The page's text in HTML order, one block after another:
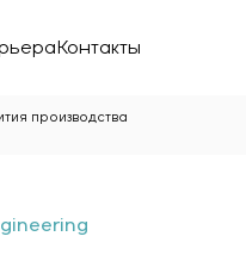
Контакты
производства